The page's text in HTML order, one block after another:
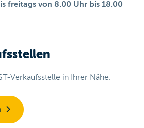
freitags von 8.00 Uhr bis 18.00
Verkaufsstelle in Ihrer Nähe.